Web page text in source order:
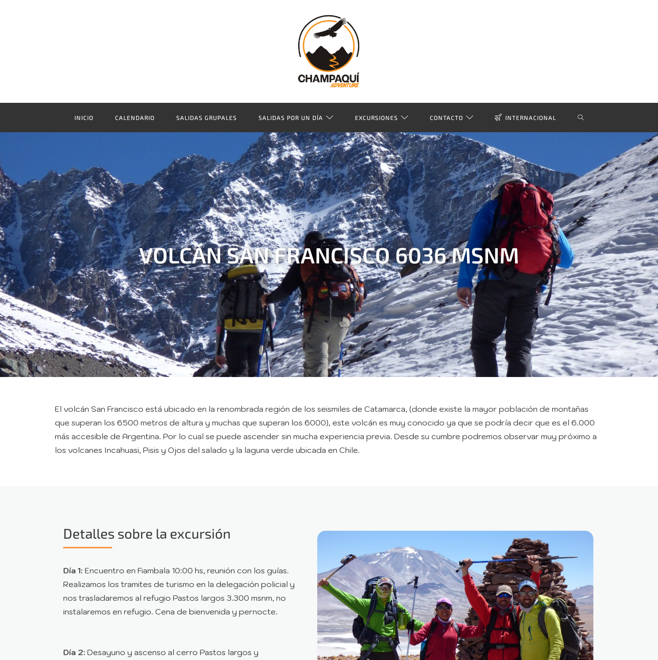
INICIO CALENDARIO SALIDAS GRUPALES SALIDAS POR UN DÍA EXCURSIONES CONTACTO INTERNACIONAL
VOLCÁN SAN FRANCISCO 6036 MSNM
El volcán San Francisco está ubicado en la renombrada región de los seismiles de Catamarca, (donde existe la mayor población de montañas
que superan los 6500 metros de altura y muchas que superan los 6000), este volcán es muy conocido ya que se podría decir que es el 6.000
más accesible de Argentina. Por lo cual se puede ascender sin mucha experiencia previa. Desde su cumbre podremos observar muy próximo a
los volcanes Incahuasi, Pisis y Ojos del salado y la laguna verde ubicada en Chile.
Detalles sobre la excursión
Día 1: Encuentro en Fiambala 10:00 hs, reunión con los guías.
Realizamos los tramites de turismo en la delegación policial y
nos trasladaremos al refugio Pastos largos 3.300 msnm, no
instalaremos en refugio. Cena de bienvenida y pernocte.
Día 2: Desayuno y ascenso al cerro Pastos largos y